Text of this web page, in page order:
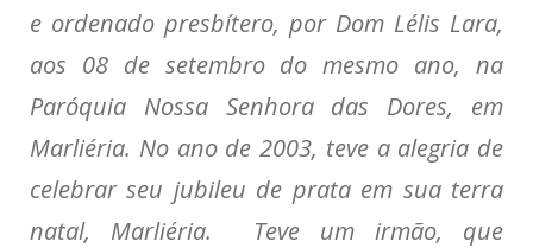
e ordenado presbítero, por Dom Lélis Lara,
aos 08 de setembro do mesmo ano, na
Paróquia Nossa Senhora das Dores, em
Marliéria. No ano de 2003, teve a alegria de
celebrar seu jubileu de prata em sua terra
natal, Marliéria. Teve um irmão, que